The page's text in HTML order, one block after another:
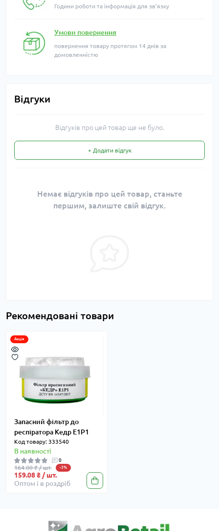
Години роботи та інформація для зв'язку
Умови повернення
повернення товару протягом 14 днів за
домовленністю
Відгуки
Відгуків про цей товар ще не було.
+ Додати відгук
Немає відгуків про цей товар, станьте
першим, залиште свій відгук.
Рекомендовані товари
Акція
Запасний фільтр до
респіратора Кедр Е1Р1
Код товару: 333540
В наявності
0
164.00 ₴ / шт. -3%
159.08 ₴ / шт.
Оптом і в роздріб